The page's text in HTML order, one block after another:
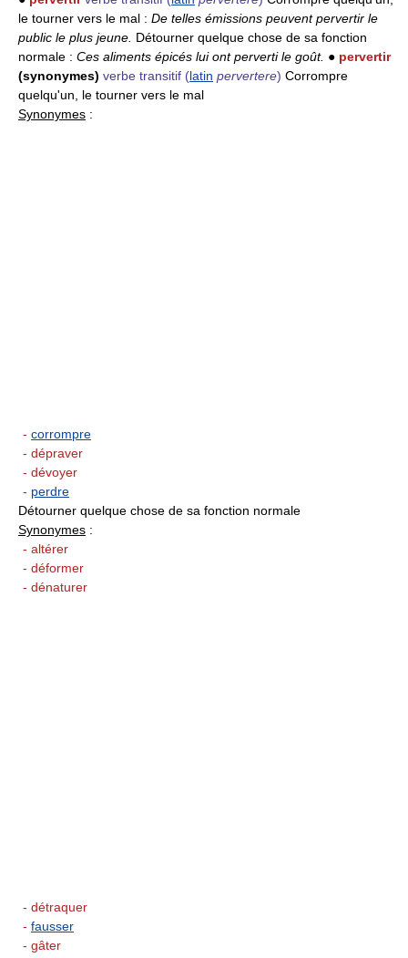
le tourner vers le mal : De telles émissions peuvent pervertir le
public le plus jeune. Détourner quelque chose de sa fonction
normale : Ces aliments épicés lui ont perverti le goût. ● pervertir
(synonymes) verbe transitif (latin pervertere) Corrompre
quelqu'un, le tourner vers le mal
Synonymes :
- corrompre
- dépraver
- dévoyer
- perdre
Détourner quelque chose de sa fonction normale
Synonymes :
- altérer
- déformer
- dénaturer
- détraquer
- fausser
- gâter